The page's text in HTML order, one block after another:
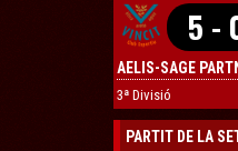
5 -
AELIS-SAGE
3ª Divisió
PARTIT DE LA